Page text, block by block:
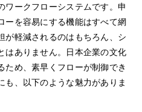
ワークフローシステムです。申
ーを容易にする機能はすべて網
が軽減されるのはもちろん、シ
はありません。日本企業の文化
ため、素早くフローが制御でき
も、以下のような魅力がありま